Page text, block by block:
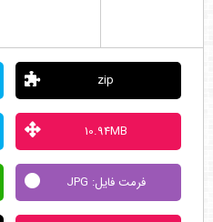
zip
10.94MB
فرمت فایل: JPG